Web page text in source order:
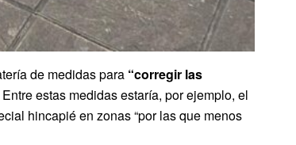
de medidas para “corregir las
estas medidas estaría, por ejemplo, el
hincapié en zonas “por las que menos